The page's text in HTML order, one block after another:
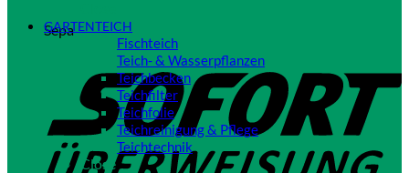
Sepa
GARTENTEICH
Fischteich
Teich- & Wasserpflanzen
Teichbecken
Teichfilter
Teichfolie
Teichreinigung & Pflege
Teichtechnik
Close